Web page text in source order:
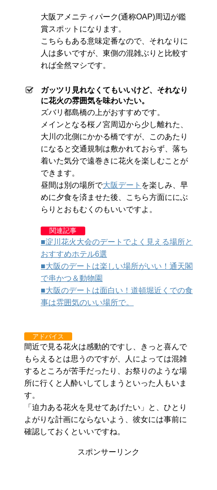
大阪アメニティパーク(通称OAP)周辺が鑑
賞スポットになります。
こちらもある意味定番なので、それなりに
人は多いですが、東側の混雑ぶりと比較す
れば全然マシです。
ガッツリ見れなくてもいいけど、それなり
に花火の雰囲気を味わいたい。
ズバリ都島橋の上がおすすめです。
メインとなる桜ノ宮周辺から少し離れた、
大川の北側にかかる橋ですが、このあたり
になると交通規制は敷かれておらず、落ち
着いた気分で遠巻きに花火を楽しむことが
できます。
昼間は別の場所で大阪デート を楽しみ、早
めに夕食を済ませた後、こちら方面ににぶ
らりとおもむくのもいいですよ。
関連記事
■淀川花火大会のデートでよく見える場所と
おすすめホテル6選
■大阪のデートは楽しい場所がいい！通天閣
で串かつ＆動物園
■大阪のデートは面白い！道頓堀近くでの食
事は雰囲気のいい場所で。
アドバイス
間近で見る花火は感動的ですし、きっと喜んで
もらえるとは思うのですが、人によっては混雑
するところが苦手だったり、お祭りのような場
所に行くと人酔いしてしまうといった人もいま
す。
「迫力ある花火を見せてあげたい」と、ひとり
よがりな計画にならないよう、彼女には事前に
確認しておくといいですね。
スポンサーリンク